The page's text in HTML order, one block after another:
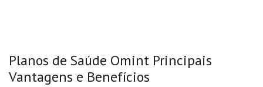
Planos de Saúde Omint Principais
Vantagens e Benefícios